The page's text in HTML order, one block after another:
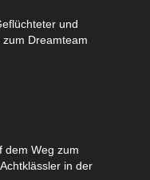
und
Dreamteam
dem Weg zum
in der